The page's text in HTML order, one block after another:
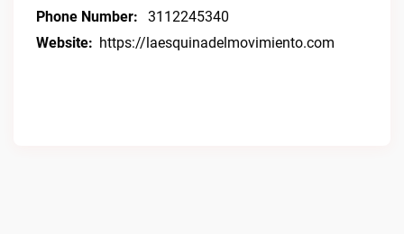
Phone Number:
3112245340
Website: https://laesquinadelmovimiento.com